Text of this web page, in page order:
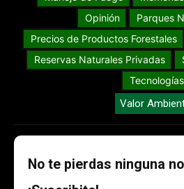
Opinión
Parques
Precios de Productos Forestales
Reservas Naturales Privadas
Tecnologías
Valor
No te pierdas ninguna